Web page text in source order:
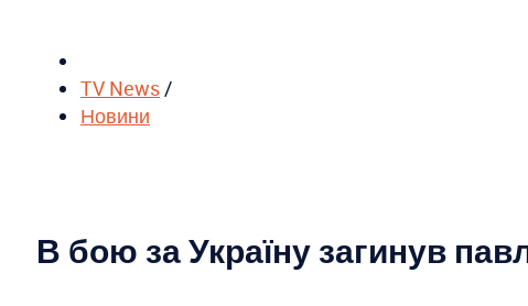
TV News /
Новини
В бою за Україну загинув